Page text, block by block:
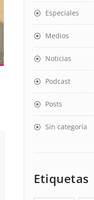
Especiales
Medios
Noticias
Podcast
Posts
Sin categoría
Etiquetas